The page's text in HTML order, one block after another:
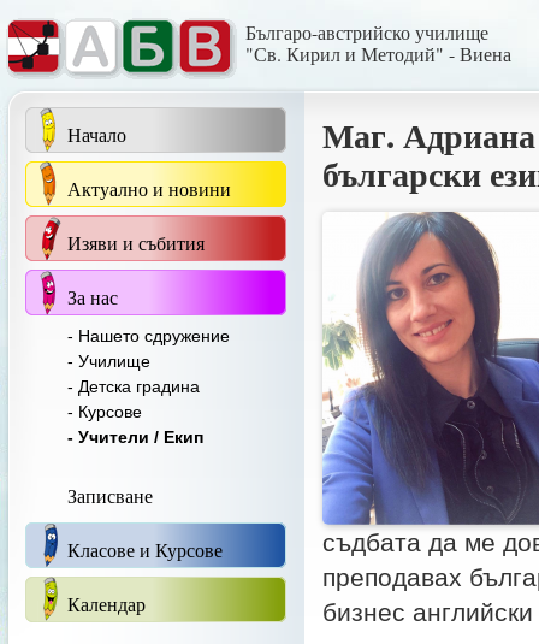
Българо-австрийско училище
"Св. Кирил и Методий" - Виена
Начало
Актуално и новини
Изяви и събития
За нас
- Нашето сдружение
- Училище
- Детска градина
- Курсове
- Учители / Екип
Записване
Класове и Курсове
Календар
Маг. Адриана
български
съдбата да ме
преподавах
бизнес